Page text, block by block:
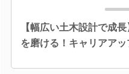
【幅広い土木設計で成
を磨ける！キャリアア